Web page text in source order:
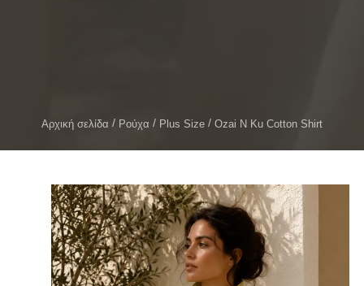
Αρχική σελίδα Ρούχα Plus Size Ozai N Ku Cotton Shirt